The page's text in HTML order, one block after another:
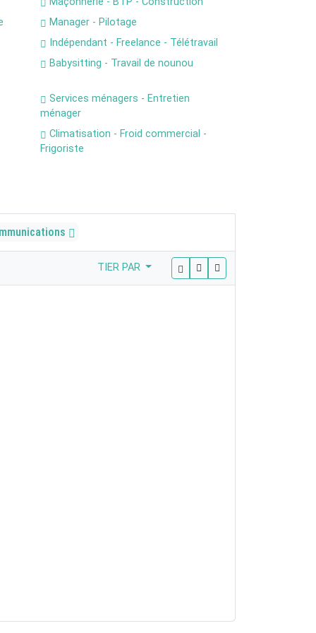
Manager - Pilotage
Indépendant - Freelance - Télétravail
Babysitting - Travail de nounou
Services ménagers - Entretien
ménager
Climatisation - Froid commercial -
Frigoriste
TIER PAR